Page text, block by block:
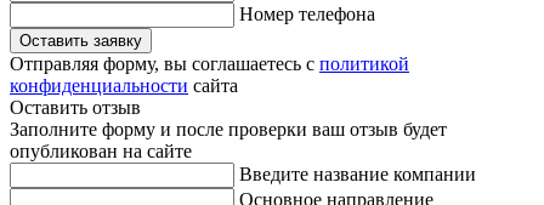
Номер телефона
Оставить заявку
Отправляя форму, вы соглашаетесь с политикой
конфиденциальности сайта
Оставить отзыв
Заполните форму и после проверки ваш отзыв будет
опубликован на сайте
Введите название компании
Основное направление